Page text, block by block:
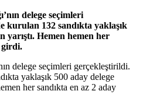
delege seçimleri
kurulan 132 sandıkta yaklaşık
yarıştı. Hemen hemen her
girdi.
delege seçimleri gerçekleştirildi.
yaklaşık 500 aday delege
her sandıkta en az 2 aday